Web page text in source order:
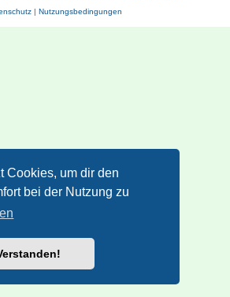
Cookies, um dir den
bei der Nutzung zu
| Nutzungsbedingungen